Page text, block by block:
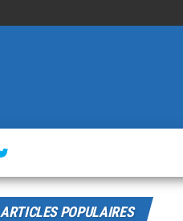
ARTICLES POPULAIRES